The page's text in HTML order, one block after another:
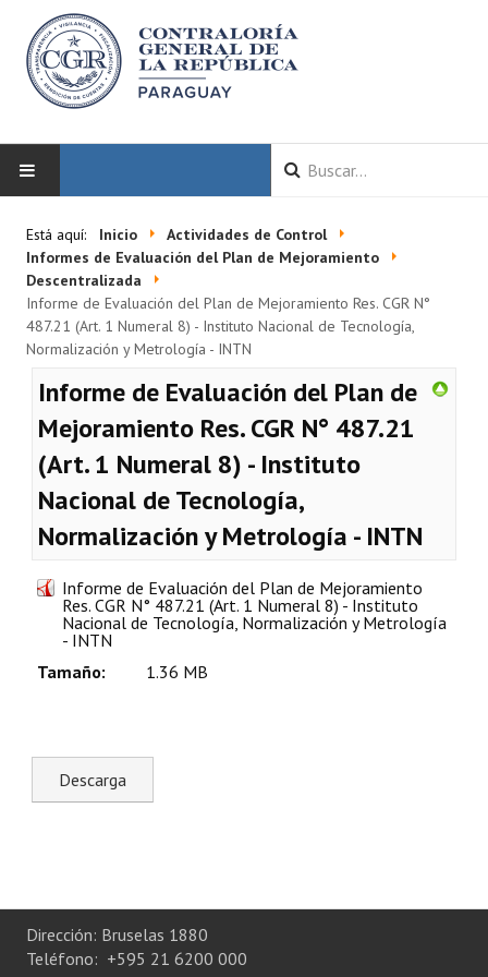
LA CGR
Autoridades
Marco Normativo
Organigrama
Plan Estratégico 2022 - 2026
Sistema de Gestión de Calidad
Memorias
Convenios
ACTIVIDADES DE CONTROL
Reporte de Hechos Punibles
Está aquí: Inicio
Actividades de Control
Informes de Evaluación del Plan de Mejoramiento
Descentralizada
Informe de Evaluación del Plan de Mejoramiento Res. CGR N°
487.21 (Art. 1 Numeral 8) - Instituto Nacional de Tecnología,
Normalización y Metrología - INTN
Informe de Evaluación del Plan de
Mejoramiento Res. CGR N° 487.21
(Art. 1 Numeral 8) - Instituto
Nacional de Tecnología,
Normalización y Metrología - INTN
Informe de Evaluación del Plan de Mejoramiento
Res. CGR N° 487.21 (Art. 1 Numeral 8) - Instituto
Nacional de Tecnología, Normalización y Metrología
- INTN
Tamaño:
1.36 MB
Dirección: Bruselas 1880
Teléfono: +595 21 6200 000